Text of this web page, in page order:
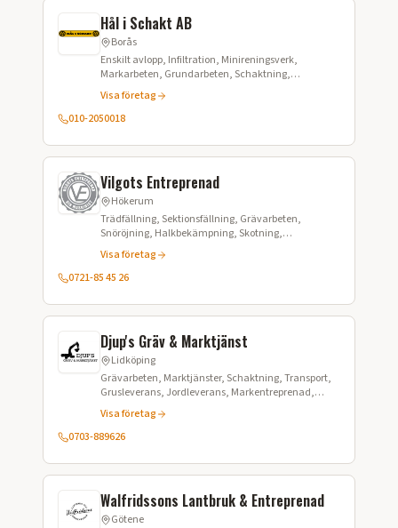
Hål i Schakt AB
Borås
Enskilt avlopp, Infiltration, Minireningsverk,
Markarbeten, Grundarbeten, Schaktning,
Dränering, Bergsprängning, Stenspräckning,
Anläggningsarbete, Konstruktionsledning,
Trädgårdsanläggning,
Visa företag
010-2050018
Vilgots Entreprenad
Hökerum
Trädfällning, Sektionsfällning, Grävarbeten,
Snöröjning, Halkbekämpning, Skotning,
Markberedning, Dränering, Maskinförare
Visa företag
0721-85 45 26
Djup's Gräv & Marktjänst
Lidköping
Grävarbeten, Marktjänster, Schaktning, Transport,
Grusleverans, Jordleverans, Markentreprenad,
Dränering, Ved, Avlopp
Visa företag
0703-889626
Walfridssons Lantbruk & Entreprenad
Götene